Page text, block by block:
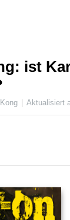
ist
Aktualisiert